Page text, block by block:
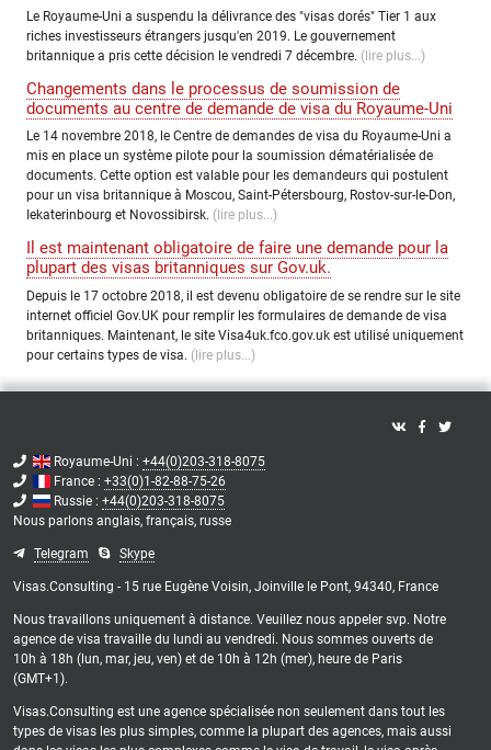
Le Royaume-Uni a suspendu la délivrance des "visas dorés" Tier 1 aux
riches investisseurs étrangers jusqu'en 2019. Le gouvernement
britannique a pris cette décision le vendredi 7 décembre. (lire plus...)
Changements dans le processus de soumission de
documents au centre de demande de visa du Royaume-Uni
Le 14 novembre 2018, le Centre de demandes de visa du Royaume-Uni a
mis en place un système pilote pour la soumission dématérialisée de
documents. Cette option est valable pour les demandeurs qui postulent
pour un visa britannique à Moscou, Saint-Pétersbourg, Rostov-sur-le-Don,
Iekaterinbourg et Novossibirsk. (lire plus...)
Il est maintenant obligatoire de faire une demande pour la
plupart des visas britanniques sur Gov.uk.
Depuis le 17 octobre 2018, il est devenu obligatoire de se rendre sur le site
internet officiel Gov.UK pour remplir les formulaires de demande de visa
britanniques. Maintenant, le site Visa4uk.fco.gov.uk est utilisé uniquement
pour certains types de visa. (lire plus...)
Royaume-Uni : +44(0)203-318-8075
France : +33(0)1-82-88-75-26
Russie : +44(0)203-318-8075
Nous parlons anglais, français, russe
Telegram Skype
Visas.Consulting - 15 rue Eugène Voisin, Joinville le Pont, 94340, France
Nous travaillons uniquement à distance. Veuillez nous appeler svp. Notre
agence de visa travaille du lundi au vendredi. Nous sommes ouverts de
10h à 18h (lun, mar, jeu, ven) et de 10h à 12h (mer), heure de Paris
(GMT+1).
Visas.Consulting est une agence spécialisée non seulement dans tout les
types de visas les plus simples, comme la plupart des agences, mais aussi